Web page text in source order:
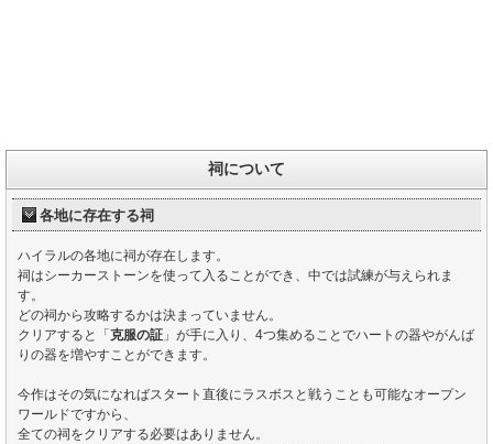
祠について
各地に存在する祠
ハイラルの各地に祠が存在します。
祠はシーカーストーンを使って入ることができ、中では試練が与えられま
す。
どの祠から攻略するかは決まっていません。
クリアすると「 克服の証 」が手に入り、4つ集めることでハートの器やがんば
りの器を増やすことができます。
今作はその気になればスタート直後にラスボスと戦うことも可能なオープン
ワールドですから、
全ての祠をクリアする必要はありません。